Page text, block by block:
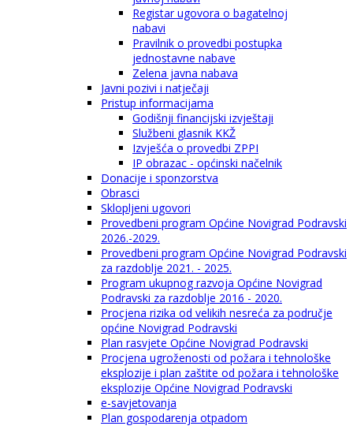
Registar ugovora o bagatelnoj
nabavi
Pravilnik o provedbi postupka
jednostavne nabave
Zelena javna nabava
Javni pozivi i natječaji
Pristup informacijama
Godišnji financijski izvještaji
Službeni glasnik KKŽ
Izvješća o provedbi ZPPI
IP obrazac - općinski načelnik
Donacije i sponzorstva
Obrasci
Sklopljeni ugovori
Provedbeni program Općine Novigrad Podravski
2026.-2029.
Provedbeni program Općine Novigrad Podravski
za razdoblje 2021. - 2025.
Program ukupnog razvoja Općine Novigrad
Podravski za razdoblje 2016 - 2020.
Procjena rizika od velikih nesreća za područje
općine Novigrad Podravski
Plan rasvjete Općine Novigrad Podravski
Procjena ugroženosti od požara i tehnološke
eksplozije i plan zaštite od požara i tehnološke
eksplozije Općine Novigrad Podravski
e-savjetovanja
Plan gospodarenja otpadom